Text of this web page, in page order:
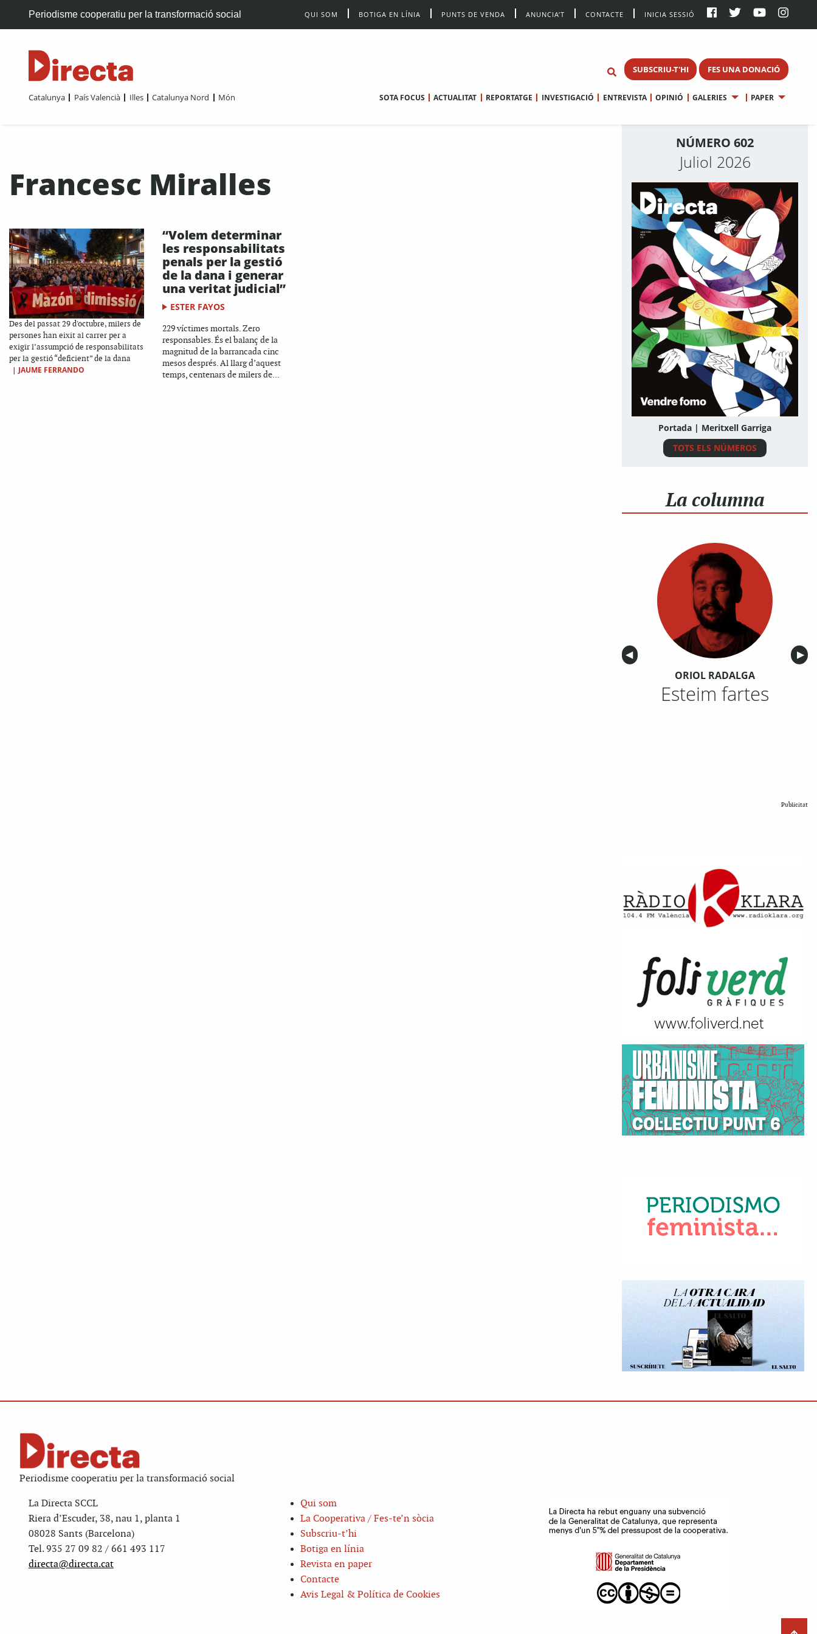
Periodisme cooperatiu per la transformació social QUI SOM BOTIGA EN LÍNIA PUNTS DE VENDA ANUNCIA’T CONTACTE INICIA SESSIÓ
SUBSCRIU-T'HI FES UNA DONACIÓ
Catalunya País Valencià Illes Catalunya Nord Món SOTA FOCUS ACTUALITAT REPORTATGE INVESTIGACIÓ ENTREVISTA OPINIÓ GALERIES PAPER
Francesc Miralles
Des del passat 29 d'octubre, milers de
persones han eixit al carrer per a
exigir l’assumpció de responsabilitats
per la gestió “deficient” de la dana
| JAUME FERRANDO
“Volem determinar
les responsabilitats
penals per la gestió
de la dana i generar
una veritat judicial”
ESTER FAYOS
229 víctimes mortals. Zero
responsables. És el balanç de la
magnitud de la barrancada cinc
mesos després. Al llarg d’aquest
temps, centenars de milers de...
NÚMERO 602
Juliol 2026
Portada | Meritxell Garriga
TOTS ELS NÚMEROS
La columna
Anterior
◀︎ ▶︎
ORIOL RADALGA
Esteim fartes
Publicitat
Periodisme cooperatiu per la transformació social
La Directa SCCL
Riera d’Escuder, 38, nau 1, planta 1
08028 Sants (Barcelona)
Tel. 935 27 09 82 / 661 493 117
directa@directa.cat
Qui som
La Cooperativa / Fes-te’n sòcia
Subscriu-t’hi
Botiga en línia
Revista en paper
Contacte
Avis Legal & Política de Cookies